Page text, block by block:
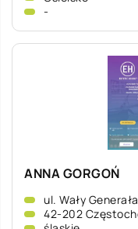
-
ANNA GORGOŃ
ul. Wały
42-202